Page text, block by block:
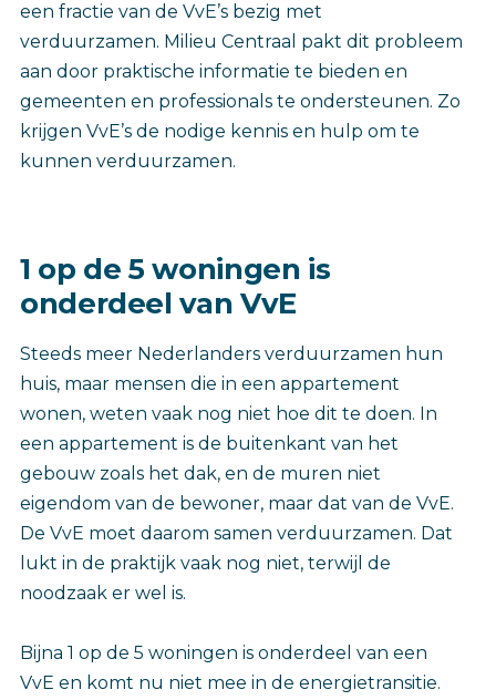
een fractie van de VvE’s bezig met
verduurzamen. Milieu Centraal pakt dit probleem
aan door praktische informatie te bieden en
gemeenten en professionals te ondersteunen. Zo
krijgen VvE’s de nodige kennis en hulp om te
kunnen verduurzamen.
1 op de 5 woningen is
onderdeel van VvE
Steeds meer Nederlanders verduurzamen hun
huis, maar mensen die in een appartement
wonen, weten vaak nog niet hoe dit te doen. In
een appartement is de buitenkant van het
gebouw zoals het dak, en de muren niet
eigendom van de bewoner, maar dat van de VvE.
De VvE moet daarom samen verduurzamen. Dat
lukt in de praktijk vaak nog niet, terwijl de
noodzaak er wel is.
Bijna 1 op de 5 woningen is onderdeel van een
VvE en komt nu niet mee in de energietransitie.